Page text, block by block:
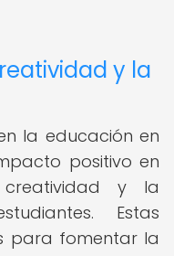
y la
la educación en
positivo en
y la
Estas
para fomentar la